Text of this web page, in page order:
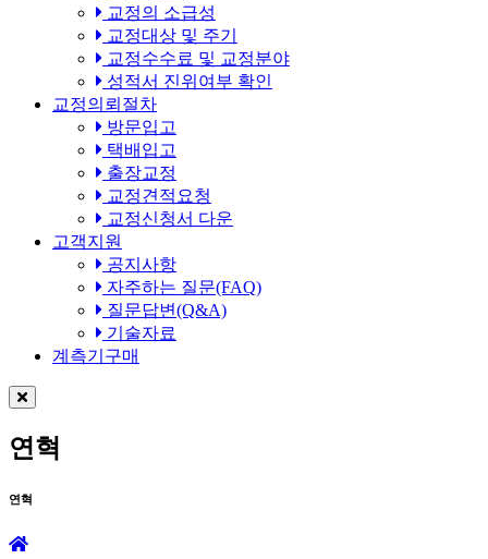
교정의 소급성
교정대상 및 주기
교정수수료 및 교정분야
성적서 진위여부 확인
교정의뢰절차
방문입고
택배입고
출장교정
교정견적요청
교정신청서 다운
고객지원
공지사항
자주하는 질문(FAQ)
질문답변(Q&A)
기술자료
계측기구매
연혁
연혁